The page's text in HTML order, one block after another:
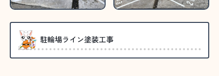
駐輪場ライン塗装工事